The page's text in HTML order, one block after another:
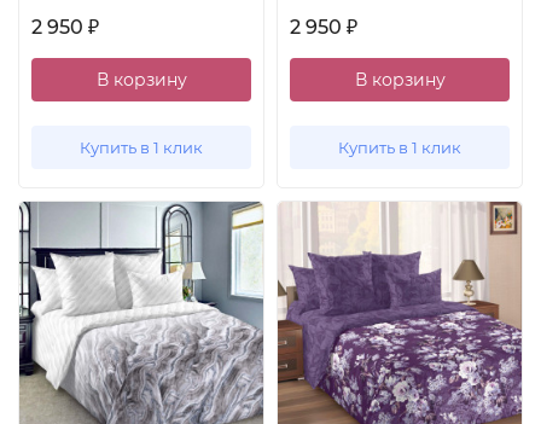
2 950 ₽
В корзину
Купить в 1 клик
2 950 ₽
В корзину
Купить в 1 клик